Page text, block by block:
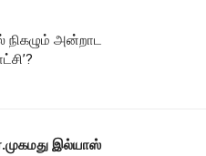
நிகழும் அன்றாட
இல்யாஸ்